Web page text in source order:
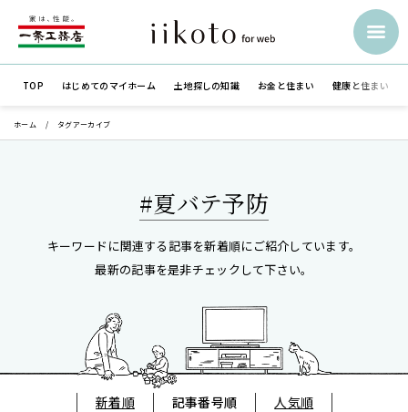
TOP はじめての マイホーム 土地探しの知識 お金と住まい 健康と住まい
ホーム タグアーカイブ
#夏バテ予防
キーワードに関連する記事を新着順にご紹介しています。
最新の記事を是非チェックして下さい。
新着順 記事番号順 人気順